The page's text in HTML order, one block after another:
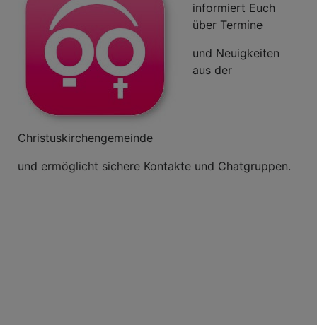
informiert Euch
über Termine
und Neuigkeiten
aus der
Christuskirchengemeinde
und ermöglicht sichere Kontakte und Chatgruppen.